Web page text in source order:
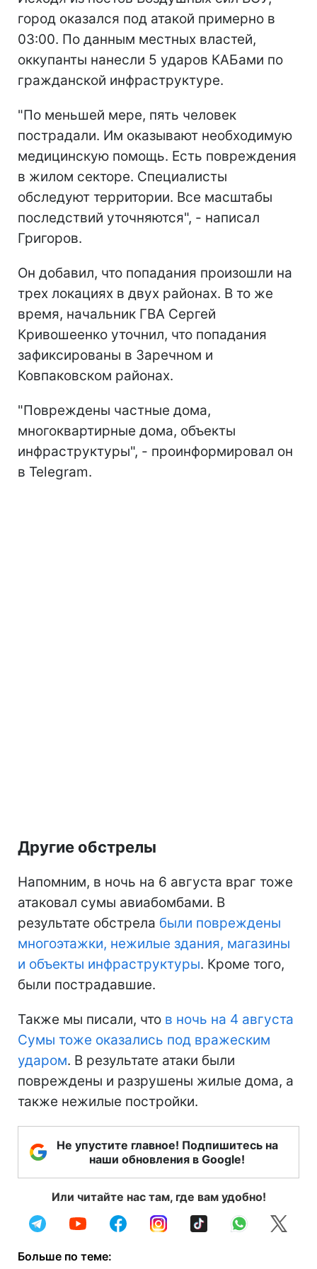
город оказался под атакой примерно в
03:00. По данным местных властей,
оккупанты нанесли 5 ударов КАБами по
гражданской инфраструктуре.
"По меньшей мере, пять человек
пострадали. Им оказывают необходимую
медицинскую помощь. Есть повреждения
в жилом секторе. Специалисты
обследуют территории. Все масштабы
последствий уточняются", - написал
Григоров.
Он добавил, что попадания произошли на
трех локациях в двух районах. В то же
время, начальник ГВА Сергей
Кривошеенко уточнил, что попадания
зафиксированы в Заречном и
Ковпаковском районах.
"Повреждены частные дома,
многоквартирные дома, объекты
инфраструктуры", - проинформировал он
в Telegram.
Другие обстрелы
Напомним, в ночь на 6 августа враг тоже
атаковал сумы авиабомбами. В
результате обстрела были повреждены
многоэтажки, нежилые здания, магазины
и объекты инфраструктуры. Кроме того,
были пострадавшие.
Также мы писали, что в ночь на 4 августа
Сумы тоже оказались под вражеским
ударом. В результате атаки были
повреждены и разрушены жилые дома, а
также нежилые постройки.
Не упустите главное! Подпишитесь на
наши обновления в Google!
Или читайте нас там, где вам удобно!
Больше по теме: